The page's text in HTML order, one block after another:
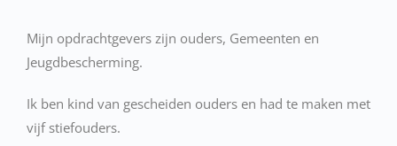
Mijn opdrachtgevers zijn ouders, Gemeenten en
Jeugdbescherming.
Ik ben kind van gescheiden ouders en had te maken met
vijf stiefouders.